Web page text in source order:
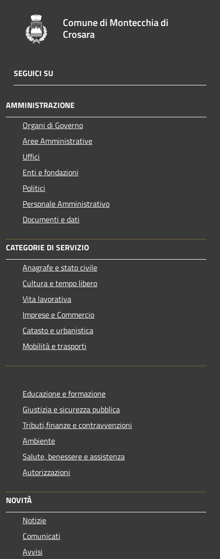
Comune di Montecchia di
Crosara
SEGUICI SU
AMMINISTRAZIONE
Organi di Governo
Aree Amministrative
Uffici
Enti e fondazioni
Politici
Personale Amministrativo
Documenti e dati
CATEGORIE DI SERVIZIO
Anagrafe e stato civile
Cultura e tempo libero
Vita lavorativa
Imprese e Commercio
Catasto e urbanistica
Mobilità e trasporti
Educazione e formazione
Giustizia e sicurezza pubblica
Tributi,finanze e contravvenzioni
Ambiente
Salute, benessere e assistenza
Autorizzazioni
NOVITÀ
Notizie
Comunicati
Avvisi